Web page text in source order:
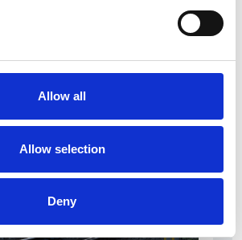
Allow all
Allow selection
Deny
la produzione del suo SUV Peaq